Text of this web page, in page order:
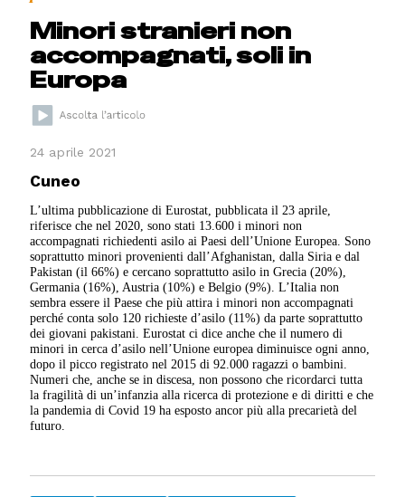
Minori stranieri non
accompagnati, soli in
Europa
24 aprile 2021
Cuneo
L’ultima pubblicazione di Eurostat, pubblicata il 23 aprile,
riferisce che nel 2020, sono stati 13.600 i minori non
accompagnati richiedenti asilo ai Paesi dell’Unione Europea. Sono
soprattutto minori provenienti dall’Afghanistan, dalla Siria e dal
Pakistan (il 66%) e cercano soprattutto asilo in Grecia (20%),
Germania (16%), Austria (10%) e Belgio (9%). L’Italia non
sembra essere il Paese che più attira i minori non accompagnati
perché conta solo 120 richieste d’asilo (11%) da parte soprattutto
dei giovani pakistani. Eurostat ci dice anche che il numero di
minori in cerca d’asilo nell’Unione europea diminuisce ogni anno,
dopo il picco registrato nel 2015 di 92.000 ragazzi o bambini.
Numeri che, anche se in discesa, non possono che ricordarci tutta
la fragilità di un’infanzia alla ricerca di protezione e di diritti e che
la pandemia di Covid 19 ha esposto ancor più alla precarietà del
futuro.